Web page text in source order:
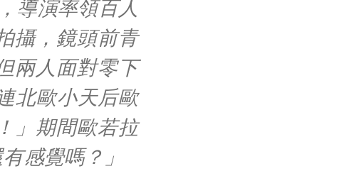
導演率領百人
攝，鏡頭前青
兩人面對零下
北歐小天后歐
」期間歐若拉
感覺嗎？」